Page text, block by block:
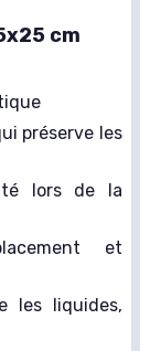
cm
préserve les
lors de la
et
les liquides,